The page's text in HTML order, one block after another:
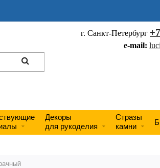
г. Санкт-Петербург
e-mail:
Декоры
для рукоделия
Стразы
камни